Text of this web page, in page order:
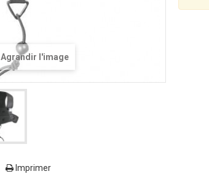
Agrandir l'image
Imprimer